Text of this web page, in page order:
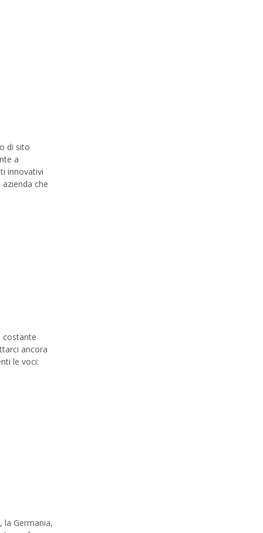
di sito
a
innovativi
che
costante
ancora
le voci:
la Germania,